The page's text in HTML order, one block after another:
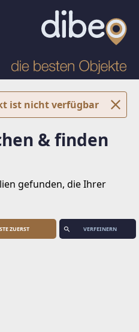
ist nicht verfügbar
& finden
gefunden, die Ihrer
VERFEINERN